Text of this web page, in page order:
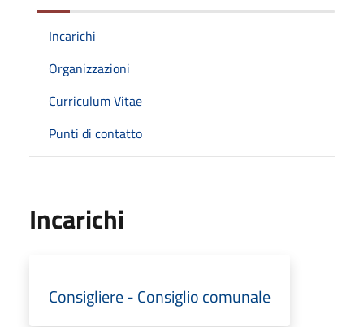
Incarichi
Organizzazioni
Curriculum Vitae
Punti di contatto
Incarichi
Consigliere - Consiglio comunale